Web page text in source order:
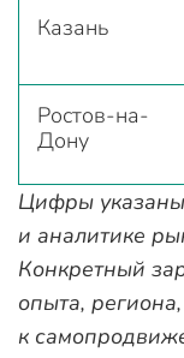
Казань
Ростов-на-
Дону
Цифры
и аналитике
Конкретный
опыта,
к